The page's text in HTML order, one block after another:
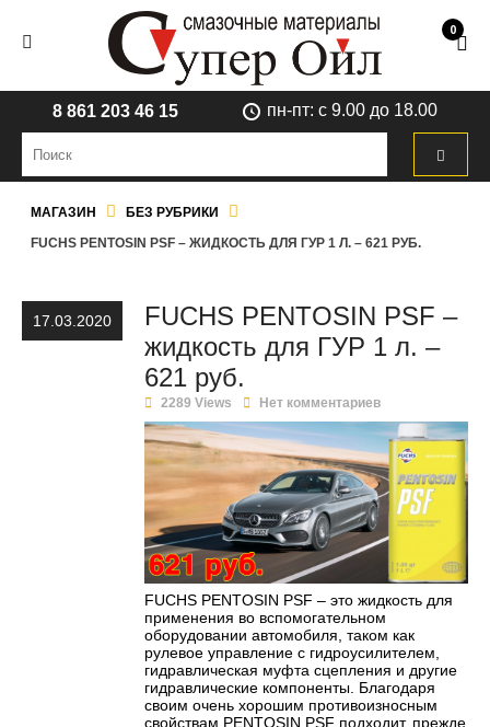
0
8 861 203 46 15 пн-пт: с 9.00 до 18.00
МАГАЗИН
БЕЗ РУБРИКИ
FUCHS PENTOSIN PSF – ЖИДКОСТЬ ДЛЯ ГУР 1 Л. – 621 РУБ.
17.03.2020
FUCHS PENTOSIN PSF –
жидкость для ГУР 1 л. –
621 руб.
2289 Views Нет комментариев
FUCHS PENTOSIN PSF – это жидкость для
применения во вспомогательном
оборудовании автомобиля, таком как
рулевое управление с гидроусилителем,
гидравлическая муфта сцепления и другие
гидравлические компоненты. Благодаря
своим очень хорошим противоизносным
свойствам PENTOSIN PSF подходит, прежде